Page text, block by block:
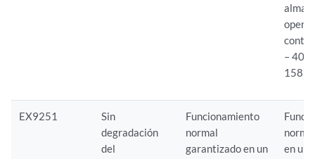
– 40
158
EX9251
Sin
degradación
del
Funcionamiento
normal
garantizado en un
en un